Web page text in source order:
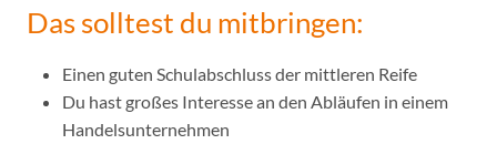
Das solltest du mitbringen:
Einen guten Schulabschluss der mittleren Reife
Du hast großes Interesse an den Abläufen in einem
Handelsunternehmen